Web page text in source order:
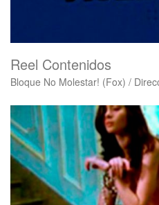
Reel Contenidos
Bloque No Molestar! (Fox) /